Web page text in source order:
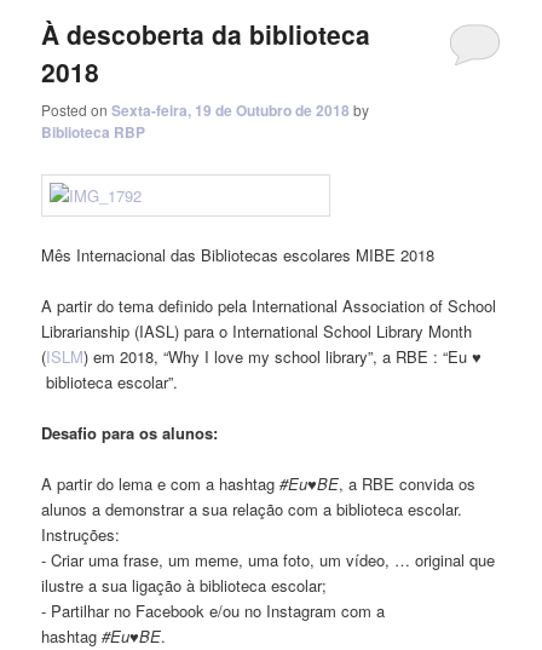
À descoberta da biblioteca
2018
Posted onSexta-feira, 19 de Outubro de 2018 by
Biblioteca RBP
Mês Internacional das Bibliotecas escolares MIBE 2018
A partir do tema definido pela International Association of School
Librarianship (IASL) para o International School Library Month
(ISLM) em 2018, “Why I love my school library”, a RBE : “Eu ♥
biblioteca escolar”.
Desafio para os alunos:
A partir do lema e com a hashtag#Eu♥BE, a RBE convida os
alunos a demonstrar a sua relação com a biblioteca escolar.
Instruções:
- Criar uma frase, um meme, uma foto, um vídeo, … original que
ilustre a sua ligação à biblioteca escolar;
- Partilhar no Facebook e/ou no Instagram com a
hashtag#Eu♥BE.